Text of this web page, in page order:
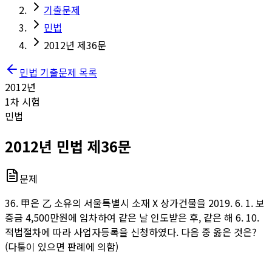
기출문제
민법
2012년 제36문
민법 기출문제 목록
2012년
1차 시험
민법
2012년 민법 제36문
문제
36. 甲은 乙 소유의 서울특별시 소재 X 상가건물을 2019. 6. 1. 보
증금 4,500만원에 임차하여 같은 날 인도받은 후, 같은 해 6. 10.
적법절차에 따라 사업자등록을 신청하였다. 다음 중 옳은 것은?
(다툼이 있으면 판례에 의함)